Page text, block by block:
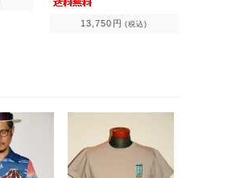
13,750円 (税込)